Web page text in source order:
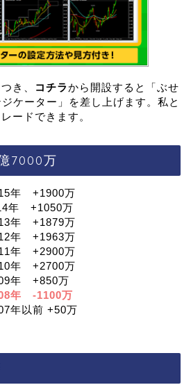
き、 コチラから開設すると「ぶせ
ケーター」を差し上げます。私と
ードできます。
7000万
年 +1900万
年 +1050万
年 +1879万
年 +1963万
年 +2900万
年 +2700万
年 +850万
年 -1100万
年以前 +50万